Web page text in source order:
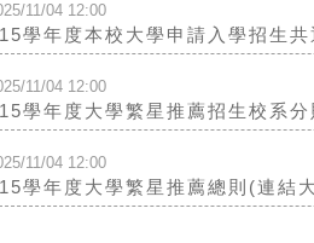
11/04 12:00
學年度本校大學申請入學招生
11/04 12:00
學年度大學繁星推薦招生校系
11/04 12:00
學年度大學繁星推薦總則(連結